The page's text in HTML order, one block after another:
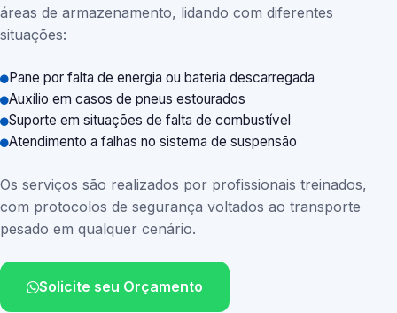
áreas de armazenamento, lidando com diferentes
situações:
Pane por falta de energia ou bateria descarregada
Auxílio em casos de pneus estourados
Suporte em situações de falta de combustível
Atendimento a falhas no sistema de suspensão
Os serviços são realizados por profissionais treinados,
com protocolos de segurança voltados ao transporte
pesado em qualquer cenário.
Solicite seu Orçamento